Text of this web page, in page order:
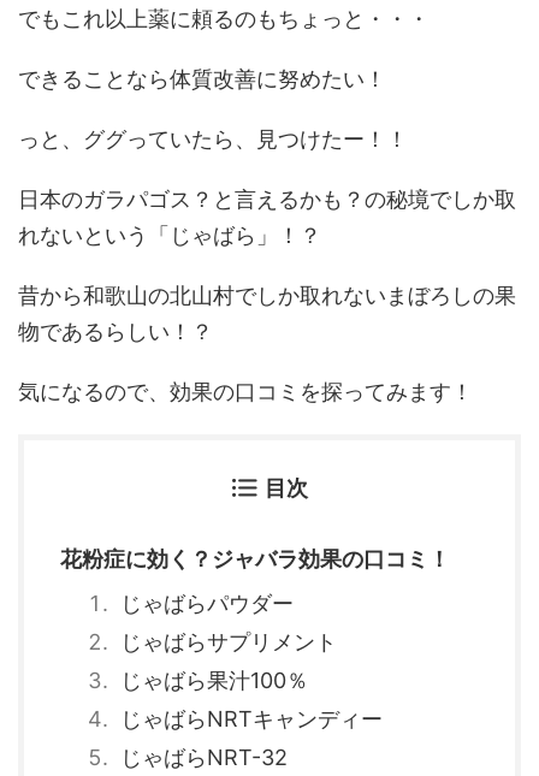
でもこれ以上薬に頼るのもちょっと・・・
できることなら体質改善に努めたい！
っと、ググっていたら、見つけたー！！
日本のガラパゴス？と言えるかも？の秘境でしか取
れないという「じゃばら」！？
昔から和歌山の北山村でしか取れないまぼろしの果
物であるらしい！？
気になるので、効果の口コミを探ってみます！
目次
花粉症に効く？ジャバラ効果の口コミ！
じゃばらパウダー
じゃばらサプリメント
じゃばら果汁100％
じゃばらNRTキャンディー
じゃばらNRT-32